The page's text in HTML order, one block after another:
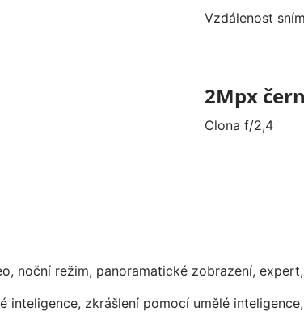
Vzdálenost
2Mpx
Clona f/2,4
noční režim, panoramatické zobrazení,
inteligence, zkrášlení pomocí umělé